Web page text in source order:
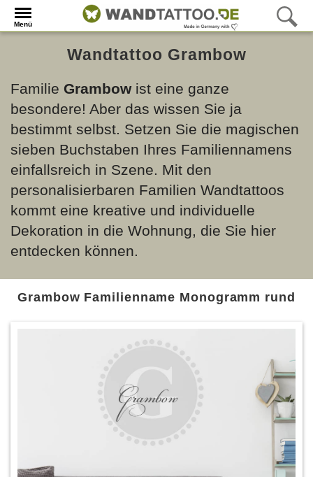
Menü
Wandtattoo Grambow
Familie Grambowist eine ganze
besondere! Aber das wissen Sie ja
bestimmt selbst. Setzen Sie die magischen
sieben Buchstaben Ihres Familiennamens
einfallsreich in Szene. Mit den
personalisierbaren Familien Wandtattoos
kommt eine kreative und individuelle
Dekoration in die Wohnung, die Sie hier
entdecken können.
Grambow Familienname Monogramm rund